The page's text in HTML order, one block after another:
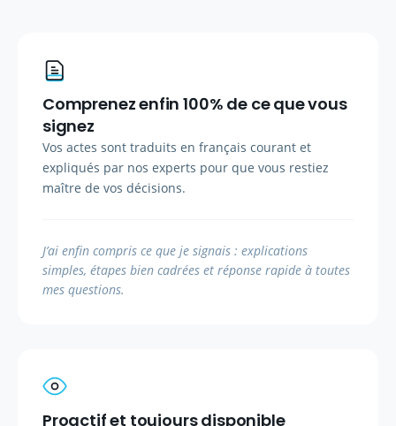
Comprenez enfin 100% de ce que vous
signez
Vos actes sont traduits en français courant et
expliqués par nos experts pour que vous restiez
maître de vos décisions.
J’ai enfin compris ce que je signais : explications
simples, étapes bien cadrées et réponse rapide à toutes
mes questions.
Proactif et toujours disponible